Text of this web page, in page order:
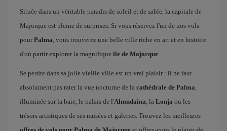
Située dans un véritable paradis de soleil et de sable, la capitale de
Majorque est pleine de surprises. Si vous réservez l'un de nos vols
pour Palma, vous trouverez une belle ville riche en art et en histoire
d'où partir explorer la magnifique île de Majorque.
Se perdre dans sa jolie vieille ville est un vrai plaisir : il ne faut
absolument pas rater la vue nocturne de la cathédrale de Palma,
illuminée sur la baie, le palais de l'Almudaina, la Lonja ou les
trésors artistiques de ses musées et galeries. Trouvez les meilleures